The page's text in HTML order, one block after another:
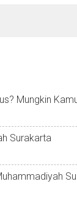
Mungkin
Surakarta